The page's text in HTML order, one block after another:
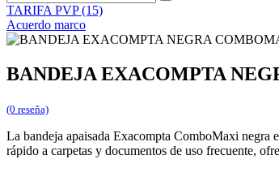
TARIFA PVP (15)
Acuerdo marco
BANDEJA EXACOMPTA
(0 reseña)
La bandeja apaisada Exacompta ComboMaxi negra
rápido a carpetas y documentos de uso frecuente,